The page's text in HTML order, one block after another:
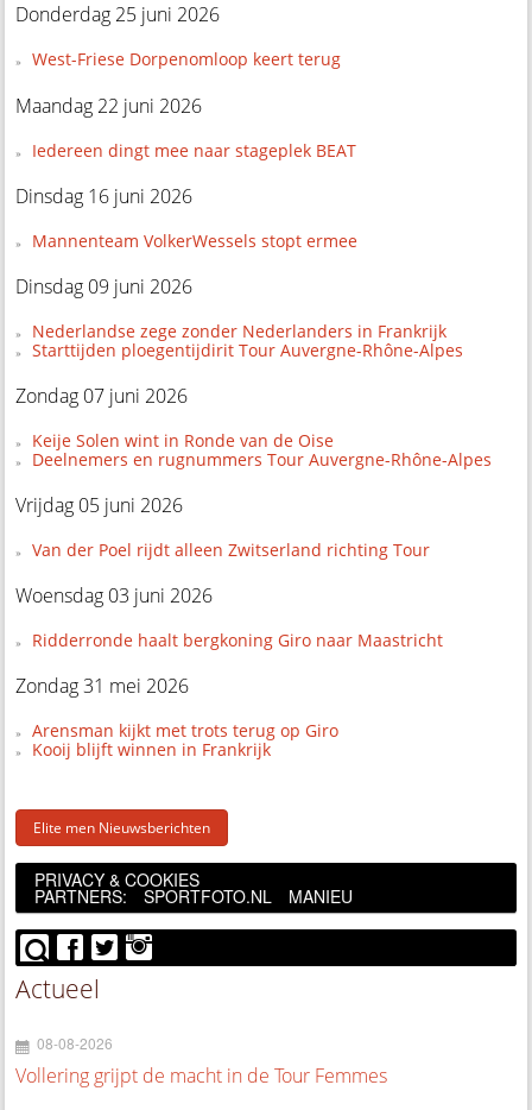
Donderdag 25 juni 2026
West-Friese Dorpenomloop keert terug
Maandag 22 juni 2026
Iedereen dingt mee naar stageplek BEAT
Dinsdag 16 juni 2026
Mannenteam VolkerWessels stopt ermee
Dinsdag 09 juni 2026
Nederlandse zege zonder Nederlanders in Frankrijk
Starttijden ploegentijdirit Tour Auvergne-Rhône-Alpes
Zondag 07 juni 2026
Keije Solen wint in Ronde van de Oise
Deelnemers en rugnummers Tour Auvergne-Rhône-Alpes
Vrijdag 05 juni 2026
Van der Poel rijdt alleen Zwitserland richting Tour
Woensdag 03 juni 2026
Ridderronde haalt bergkoning Giro naar Maastricht
Zondag 31 mei 2026
Arensman kijkt met trots terug op Giro
Kooij blijft winnen in Frankrijk
Elite men Nieuwsberichten
PRIVACY & COOKIES
PARTNERS: SPORTFOTO.NL MANIEU
Actueel
08-08-2026
Vollering grijpt de macht in de Tour Femmes